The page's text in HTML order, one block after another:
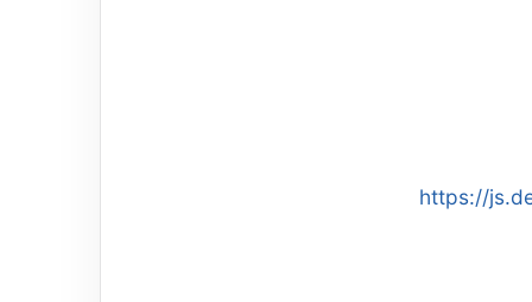
https://